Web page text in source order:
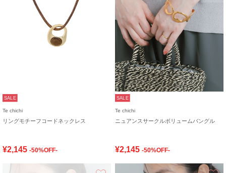
SALE
Te chichi
リングモチーフコードネックレス
¥2,145 -50%OFF-
SALE
Te chichi
ニュアンスサークルボリュームバングル
¥2,145 -50%OFF-